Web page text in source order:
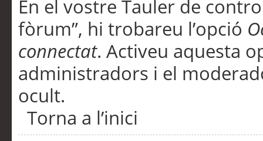
En el vostre Tauler de
fòrum”, hi trobareu l’opció
connectat. Activeu aquesta
administradors i el
ocult.
Torna a l’inici